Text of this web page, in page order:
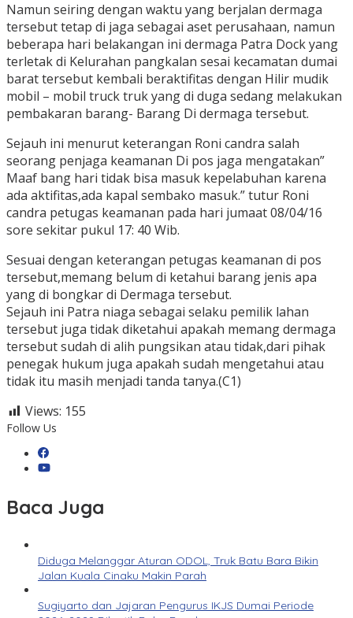
Namun seiring dengan waktu yang berjalan dermaga
tersebut tetap di jaga sebagai aset perusahaan, namun
beberapa hari belakangan ini dermaga Patra Dock yang
terletak di Kelurahan pangkalan sesai kecamatan dumai
barat tersebut kembali beraktifitas dengan Hilir mudik
mobil – mobil truck truk yang di duga sedang melakukan
pembakaran barang- Barang Di dermaga tersebut.
Sejauh ini menurut keterangan Roni candra salah
seorang penjaga keamanan Di pos jaga mengatakan”
Maaf bang hari tidak bisa masuk kepelabuhan karena
ada aktifitas,ada kapal sembako masuk.” tutur Roni
candra petugas keamanan pada hari jumaat 08/04/16
sore sekitar pukul 17: 40 Wib.
Sesuai dengan keterangan petugas keamanan di pos
tersebut,memang belum di ketahui barang jenis apa
yang di bongkar di Dermaga tersebut.
Sejauh ini Patra niaga sebagai selaku pemilik lahan
tersebut juga tidak diketahui apakah memang dermaga
tersebut sudah di alih pungsikan atau tidak,dari pihak
penegak hukum juga apakah sudah mengetahui atau
tidak itu masih menjadi tanda tanya.(C1)
Views: 155
Follow Us
Baca Juga
Diduga Melanggar Aturan ODOL, Truk Batu Bara Bikin
Jalan Kuala Cinaku Makin Parah
Sugiyarto dan Jajaran Pengurus IKJS Dumai Periode